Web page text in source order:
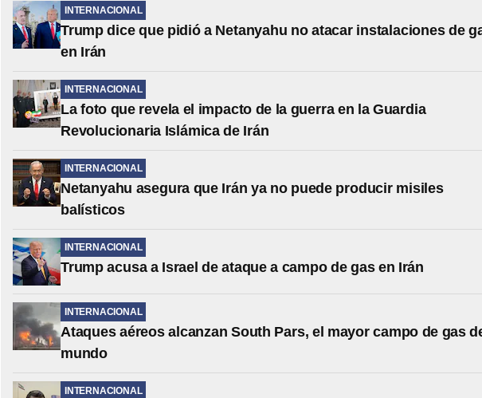
INTERNACIONAL
Trump dice que pidió a Netanyahu no atacar instalaciones de
en Irán
INTERNACIONAL
La foto que revela el impacto de la guerra en la Guardia
Revolucionaria Islámica de Irán
INTERNACIONAL
Netanyahu asegura que Irán ya no puede producir misiles
balísticos
INTERNACIONAL
Trump acusa a Israel de ataque a campo de gas en Irán
INTERNACIONAL
Ataques aéreos alcanzan South Pars, el mayor campo de gas
mundo
INTERNACIONAL